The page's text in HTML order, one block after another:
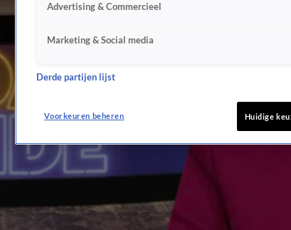
Advertising & Commercieel
Marketing & Social media
Derde partijen lijst
Voorkeuren beheren Huidige